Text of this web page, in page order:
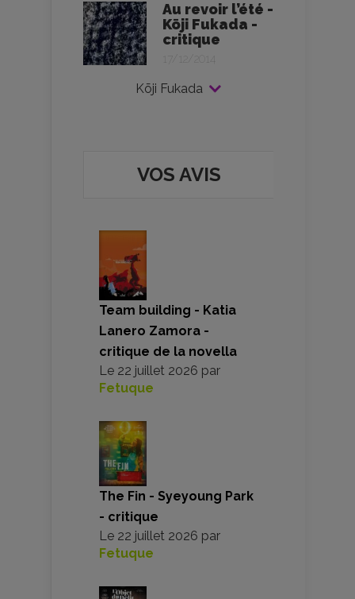
Au revoir l’été -
Kōji Fukada -
critique
17/12/2014
Kōji Fukada
VOS AVIS
Team building - Katia
Lanero Zamora -
critique de la novella
Le 22 juillet 2026 par
Fetuque
The Fin - Syeyoung Park
- critique
Le 22 juillet 2026 par
Fetuque